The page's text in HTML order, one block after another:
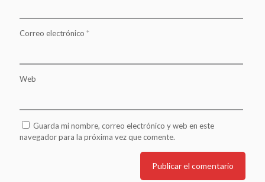
Correo electrónico *
Web
Guarda mi nombre, correo electrónico y web en este
navegador para la próxima vez que comente.